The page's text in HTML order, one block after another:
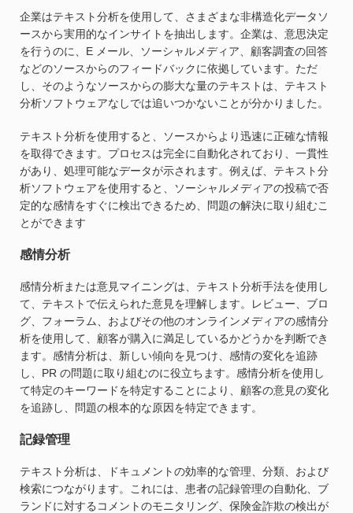
企業はテキスト分析を使用して、さまざまな非構造化データソ
ースから実用的なインサイトを抽出します。企業は、意思決定
を行うのに、E メール、ソーシャルメディア、顧客調査の回答
などのソースからのフィードバックに依拠しています。ただ
し、そのようなソースからの膨大な量のテキストは、テキスト
分析ソフトウェアなしでは追いつかないことが分かりました。
テキスト分析を使用すると、ソースからより迅速に正確な情報
を取得できます。プロセスは完全に自動化されており、一貫性
があり、処理可能なデータが示されます。例えば、テキスト分
析ソフトウェアを使用すると、ソーシャルメディアの投稿で否
定的な感情をすぐに検出できるため、問題の解決に取り組むこ
とができます
感情分析
感情分析または意見マイニングは、テキスト分析手法を使用し
て、テキストで伝えられた意見を理解します。レビュー、ブロ
グ、フォーラム、およびその他のオンラインメディアの感情分
析を使用して、顧客が購入に満足しているかどうかを判断でき
ます。感情分析は、新しい傾向を見つけ、感情の変化を追跡
し、PR の問題に取り組むのに役立ちます。感情分析を使用し
て特定のキーワードを特定することにより、顧客の意見の変化
を追跡し、問題の根本的な原因を特定できます。
記録管理
テキスト分析は、ドキュメントの効率的な管理、分類、および
検索につながります。これには、患者の記録管理の自動化、ブ
ランドに対するコメントのモニタリング、保険金詐欺の検出が